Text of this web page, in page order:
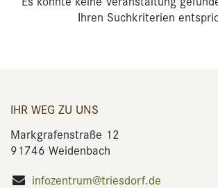
Ihren Suchkriterien
IHR WEG ZU UNS
Markgrafenstraße 12
91746 Weidenbach
infozentrum@triesdorf.de